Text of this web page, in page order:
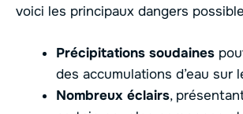
voici les principaux dangers
Précipitations soudaines
des accumulations d’eau sur
Nombreux éclairs,